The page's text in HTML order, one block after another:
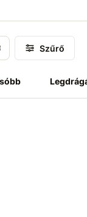
Szűrő